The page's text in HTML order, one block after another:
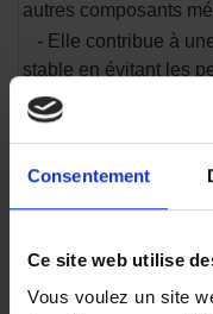
Consentement
Ce site web utilise
Vous voulez un site
autres composants
- Elle contribue à
stable en évitant les
transmission dégradée.
consommables
assure des